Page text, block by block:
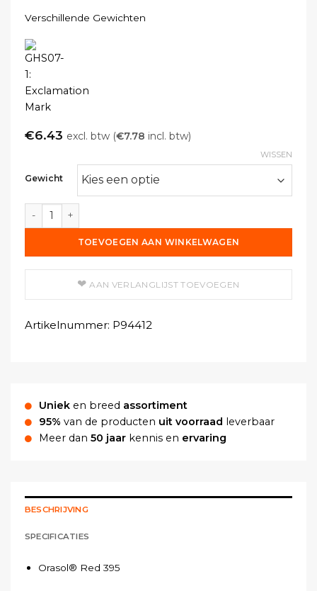
Verschillende Gewichten
€6.43 excl. btw (€7.78 incl. btw)
Gewicht
WISSEN
Solvent Red 122 aantal
TOEVOEGEN AAN WINKELWAGEN
AAN VERLANGLIJST TOEVOEGEN
Artikelnummer: P94412
Uniek en breed assortiment
95% van de producten uit voorraad leverbaar
Meer dan 50 jaar kennis en ervaring
BESCHRIJVING
SPECIFICATIES
Orasol® Red 395